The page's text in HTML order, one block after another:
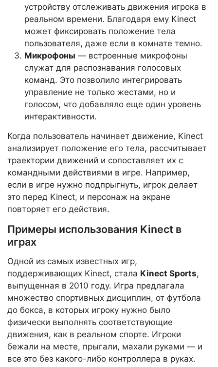
устройству отслеживать движения игрока в
реальном времени. Благодаря ему Kinect
может фиксировать положение тела
пользователя, даже если в комнате темно.
Микрофоны — встроенные микрофоны
служат для распознавания голосовых
команд. Это позволило интегрировать
управление не только жестами, но и
голосом, что добавляло еще один уровень
интерактивности.
Когда пользователь начинает движение, Kinect
анализирует положение его тела, рассчитывает
траектории движений и сопоставляет их с
командными действиями в игре. Например,
если в игре нужно подпрыгнуть, игрок делает
это перед Kinect, и персонаж на экране
повторяет его действия.
Примеры использования Kinect в
играх
Одной из самых известных игр,
поддерживающих Kinect, стала Kinect Sports,
выпущенная в 2010 году. Игра предлагала
множество спортивных дисциплин, от футбола
до бокса, в которых игроку нужно было
физически выполнять соответствующие
движения, как в реальном спорте. Игроки
бежали на месте, прыгали, махали руками — и
все это без какого-либо контроллера в руках.